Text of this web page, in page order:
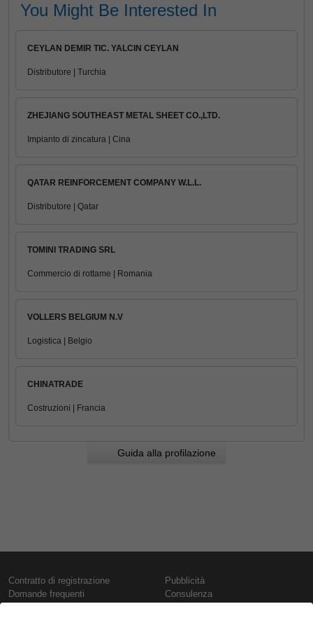
You Might Be Interested In
CEYLAN DEMIR TIC. YALCIN CEYLAN
Distributore | Turchia
ZHEJIANG SOUTHEAST METAL SHEET CO.,LTD.
Impianto di zincatura | Cina
QATAR REINFORCEMENT COMPANY W.L.L.
Distributore | Qatar
TOMINI TRADING SRL
Commercio di rottame | Romania
VOLLERS BELGIUM N.V
Logistica | Belgio
CHINATRADE
Costruzioni | Francia
Guida alla profilazione
Contratto di registrazione
Domande frequenti
Pubblicità
Consulenza